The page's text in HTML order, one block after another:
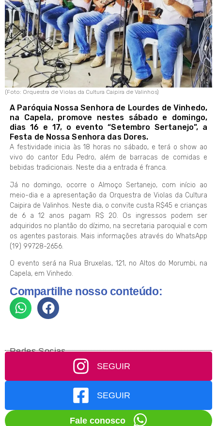
(Foto: Orquestra de Violas da Cultura Caipira de Valinhos)
A Paróquia Nossa Senhora de Lourdes de Vinhedo,
na Capela, promove nestes sábado e domingo,
dias 16 e 17, o evento “Setembro Sertanejo”, a
Festa de Nossa Senhora das Dores.
A festividade inicia às 18 horas no sábado, e terá o show ao
vivo do cantor Edu Pedro, além de barracas de comidas e
bebidas tradicionais. Neste dia a entrada é franca.
Já no domingo, ocorre o Almoço Sertanejo, com início ao
meio-dia e a apresentação da Orquestra de Violas da Cultura
Caipira de Valinhos. Neste dia, o convite custa R$45 e crianças
de 6 a 12 anos pagam R$ 20. Os ingressos podem ser
adquiridos no plantão do dízimo, na secretaria paroquial e com
os agentes pastorais. Mais informações através do WhatsApp
(19) 99728-2656.
O evento será na Rua Bruxelas, 121, no Altos do Morumbi, na
Capela, em Vinhedo.
Compartilhe nosso conteúdo:
Redes Socias
SEGUIR
SEGUIR
Fale conosco